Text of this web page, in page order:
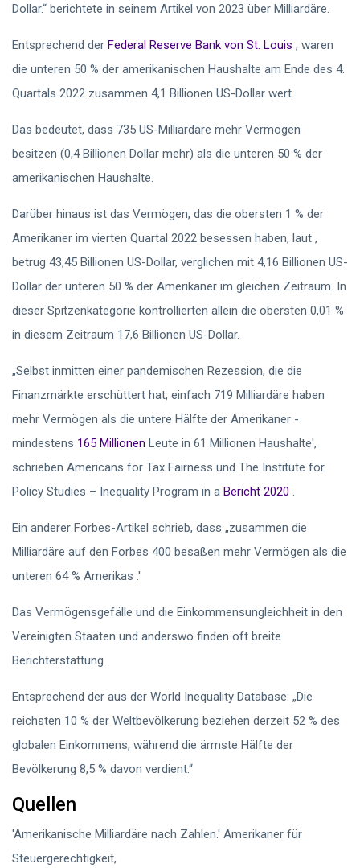
Dollar.“ berichtete in seinem Artikel von 2023 über Milliardäre.
Entsprechend der Federal Reserve Bank von St. Louis , waren
die unteren 50 % der amerikanischen Haushalte am Ende des 4.
Quartals 2022 zusammen 4,1 Billionen US-Dollar wert.
Das bedeutet, dass 735 US-Milliardäre mehr Vermögen
besitzen (0,4 Billionen Dollar mehr) als die unteren 50 % der
amerikanischen Haushalte.
Darüber hinaus ist das Vermögen, das die obersten 1 % der
Amerikaner im vierten Quartal 2022 besessen haben, laut ,
betrug 43,45 Billionen US-Dollar, verglichen mit 4,16 Billionen US-
Dollar der unteren 50 % der Amerikaner im gleichen Zeitraum. In
dieser Spitzenkategorie kontrollierten allein die obersten 0,01 %
in diesem Zeitraum 17,6 Billionen US-Dollar.
„Selbst inmitten einer pandemischen Rezession, die die
Finanzmärkte erschüttert hat, einfach 719 Milliardäre haben
mehr Vermögen als die untere Hälfte der Amerikaner -
mindestens 165 Millionen Leute in 61 Millionen Haushalte',
schrieben Americans for Tax Fairness und The Institute for
Policy Studies – Inequality Program in a Bericht 2020 .
Ein anderer Forbes-Artikel schrieb, dass „zusammen die
Milliardäre auf den Forbes 400 besaßen mehr Vermögen als die
unteren 64 % Amerikas .'
Das Vermögensgefälle und die Einkommensungleichheit in den
Vereinigten Staaten und anderswo finden oft breite
Berichterstattung.
Entsprechend der aus der World Inequality Database: „Die
reichsten 10 % der Weltbevölkerung beziehen derzeit 52 % des
globalen Einkommens, während die ärmste Hälfte der
Bevölkerung 8,5 % davon verdient.“
Quellen
'Amerikanische Milliardäre nach Zahlen.' Amerikaner für
Steuergerechtigkeit,